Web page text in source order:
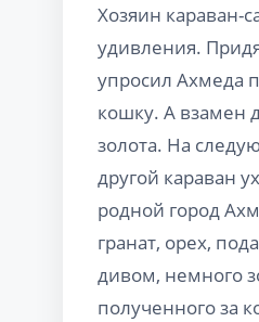
Хозяин караван-
удивления.
упросил Ахмеда
кошку. А взамен
золота. На
другой караван
родной город
гранат, орех,
дивом, немного
полученного за